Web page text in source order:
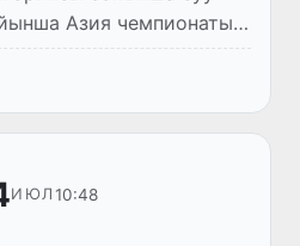
Азия чемпионаты
жарыс күнлериниң
сайланды
жүзиў бойынш...
ИЮЛ 10:48